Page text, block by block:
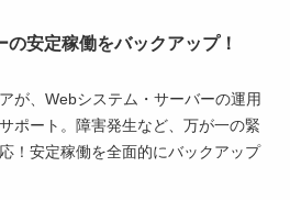
の安定稼働をバックアップ！
が、Webシステム・サーバーの運用
ポート。 障害発生など、万が一の緊
！安定稼働を全面的にバックアップ